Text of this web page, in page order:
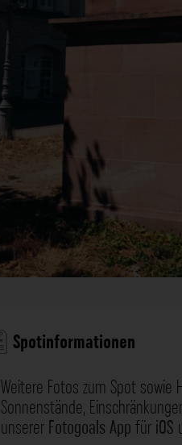
Spotinformationen
Weitere Fotos zum Spot
Sonnenstände,
unsererFotogoals AppfüriOS